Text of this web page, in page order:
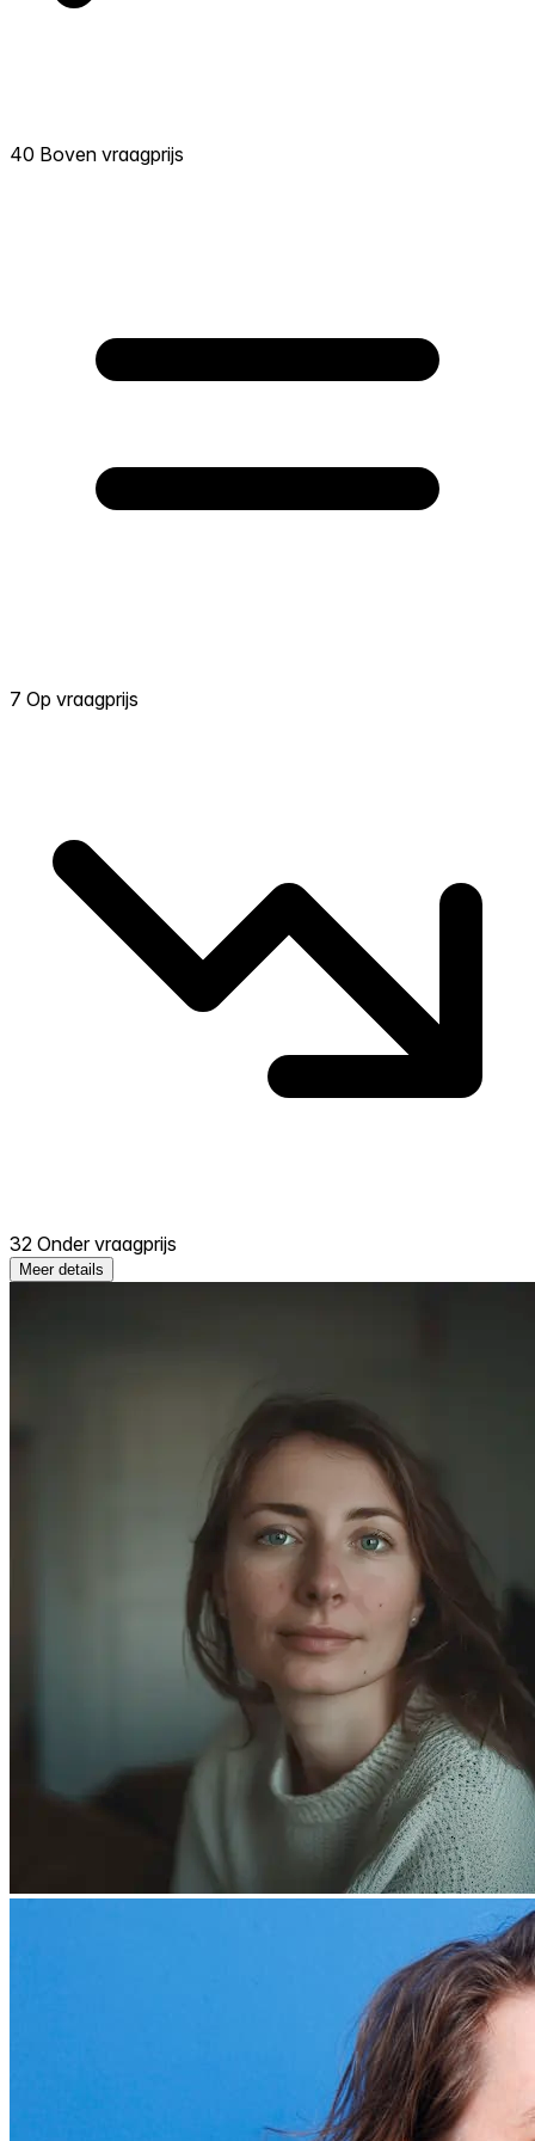
40 Boven vraagprijs
7 Op vraagprijs
32 Onder vraagprijs
Meer details